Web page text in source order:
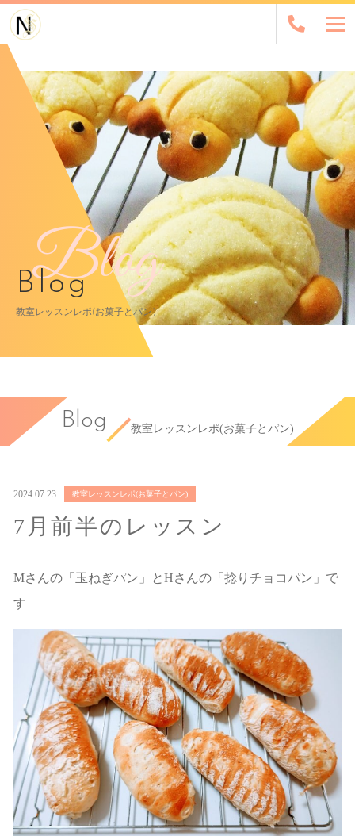
Blog
Blog
教室レッスンレポ(お菓子とパン)
Blog 教室レッスンレポ(お菓子とパン)
2024.07.23 教室レッスンレポ(お菓子とパン)
7月前半のレッスン
Mさんの「玉ねぎパン」とHさんの「捻りチョコパン」で
す